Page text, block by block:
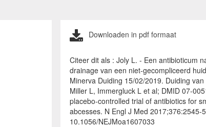
Downloaden in pdf formaat
Citeer dit als : Joly L. - Een antibioticum
drainage van een niet-gecompliceerd
Minerva Duiding 15/02/2019. Duiding van
Miller L, Immergluck L et al; DMID 07-
placebo-controlled trial of antibiotics for
abcesses. N Engl J Med 2017;376:2545-
10.1056/NEJMoa1607033